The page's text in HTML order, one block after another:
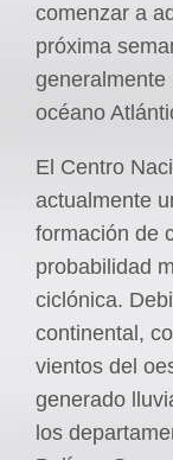
comenzar a
próxima
generalmente
océano
El Centro
actualmente
formación de
probabilidad
ciclónica.
continental,
vientos del
generado
los